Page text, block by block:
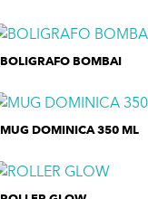
BOLIGRAFO BOMBAI
MUG DOMINICA 350 ML